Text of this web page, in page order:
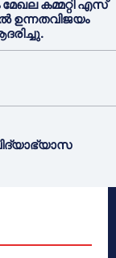
കമ്മറ്റി എസ്
ഉന്നതവിജയം